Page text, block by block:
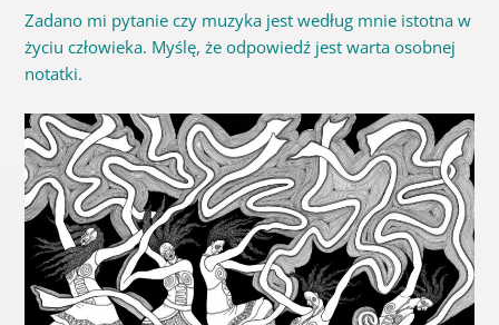
Zadano mi pytanie czy muzyka jest według mnie istotna w
życiu człowieka. Myślę, że odpowiedź jest warta osobnej
notatki.